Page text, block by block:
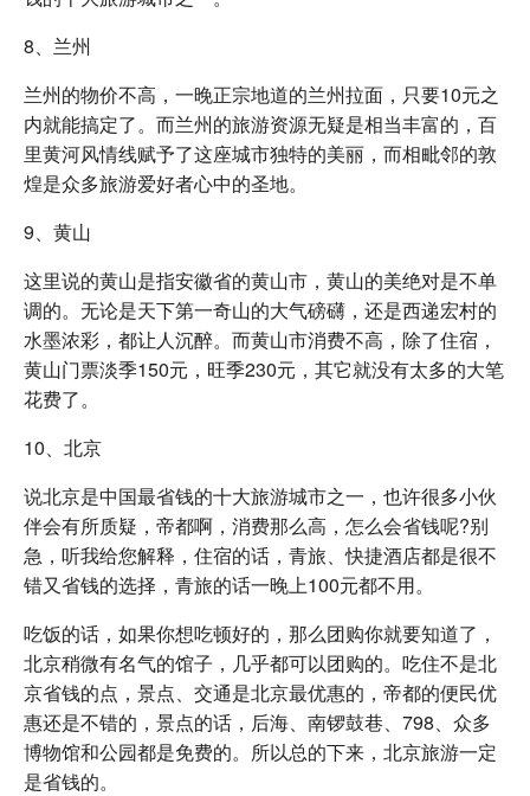
8、兰州
兰州的物价不高，一晚正宗地道的兰州拉面，只要10元之
内就能搞定了。而兰州的旅游资源无疑是相当丰富的，百
里黄河风情线赋予了这座城市独特的美丽，而相毗邻的敦
煌是众多旅游爱好者心中的圣地。
9、黄山
这里说的黄山是指安徽省的黄山市，黄山的美绝对是不单
调的。无论是天下第一奇山的大气磅礴，还是西递宏村的
水墨浓彩，都让人沉醉。而黄山市消费不高，除了住宿，
黄山门票淡季150元，旺季230元，其它就没有太多的大笔
花费了。
10、北京
说北京是中国最省钱的十大旅游城市之一，也许很多小伙
伴会有所质疑，帝都啊，消费那么高，怎么会省钱呢?别
急，听我给您解释，住宿的话，青旅、快捷酒店都是很不
错又省钱的选择，青旅的话一晚上100元都不用。
吃饭的话，如果你想吃顿好的，那么团购你就要知道了，
北京稍微有名气的馆子，几乎都可以团购的。吃住不是北
京省钱的点，景点、交通是北京最优惠的，帝都的便民优
惠还是不错的，景点的话，后海、南锣鼓巷、798、众多
博物馆和公园都是免费的。所以总的下来，北京旅游一定
是省钱的。